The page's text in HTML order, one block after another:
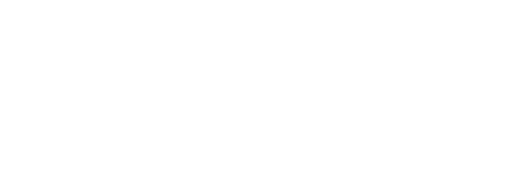
です。
ありません。
です。
ず変更すること